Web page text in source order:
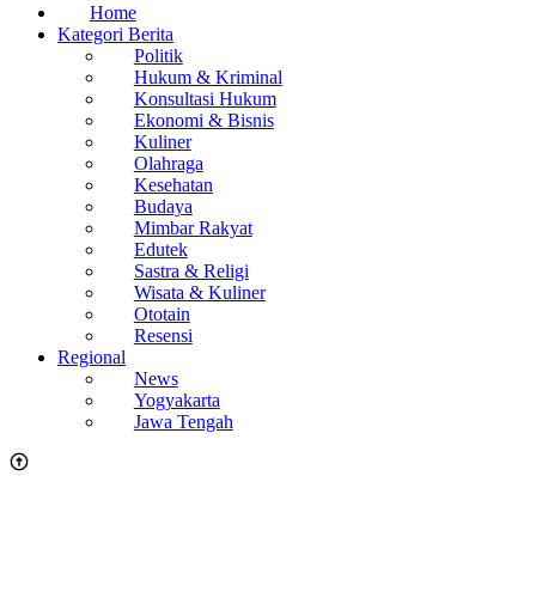
Home
Kategori Berita
Politik
Hukum & Kriminal
Konsultasi Hukum
Ekonomi & Bisnis
Kuliner
Olahraga
Kesehatan
Budaya
Mimbar Rakyat
Edutek
Sastra & Religi
Wisata & Kuliner
Ototain
Resensi
Regional
News
Yogyakarta
Jawa Tengah